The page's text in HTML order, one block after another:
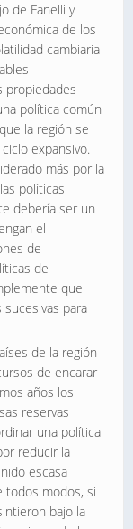
de Fanelli y
de los
cambiaria
propiedades
política común
la región se
expansivo.
más por la
políticas
debería ser un
el
de
de
que
para
de la región
de encarar
años los
reservas
una política
reducir la
escasa
todos modos, si
bajo la